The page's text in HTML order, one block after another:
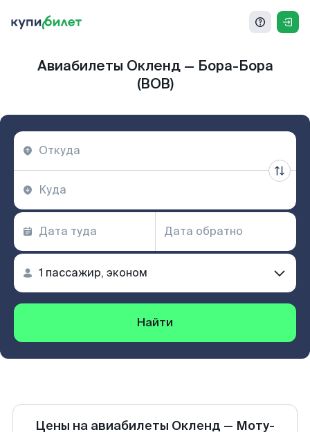
Авиабилеты Окленд — Бора-Бора
(BOB)
Найти
Цены на авиабилеты Окленд — Моту-